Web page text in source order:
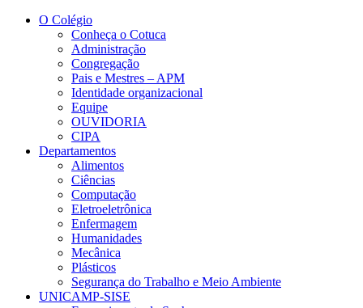
Conteúdo principal
O Colégio
Conheça o Cotuca
Administração
Congregação
Pais e Mestres – APM
Identidade organizacional
Equipe
OUVIDORIA
CIPA
Departamentos
Alimentos
Ciências
Computação
Eletroeletrônica
Enfermagem
Humanidades
Mecânica
Plásticos
Segurança do Trabalho e Meio Ambiente
UNICAMP-SISE